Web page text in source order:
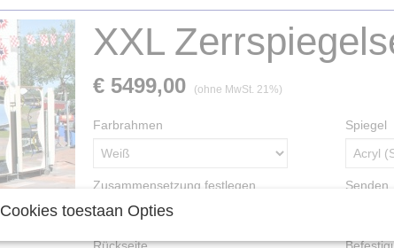
XXL
€ 5499,00 (ohne MwSt. 21%)
Farbrahmen Spiegel
Zusammensetzung festlegen Senden
Cookies toestaan Opties